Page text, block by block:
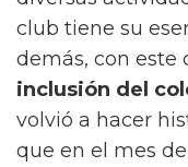
club tiene su
demás, con este
inclusión del
volvió a hacer
que en el mes